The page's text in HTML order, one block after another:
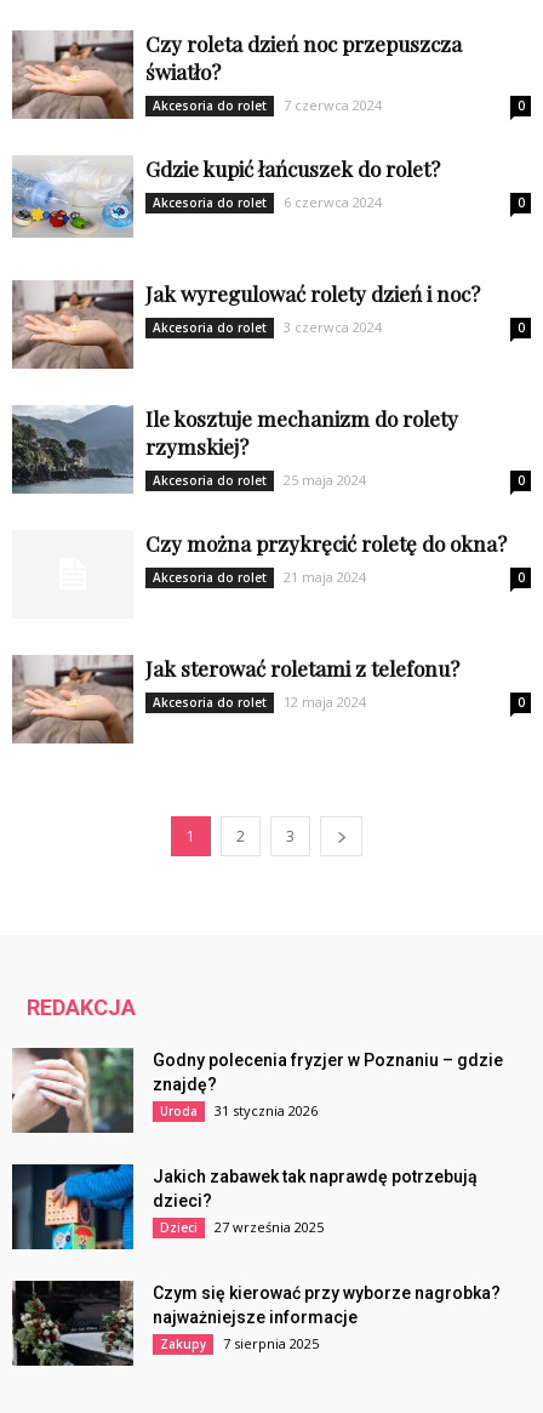
Czy roleta dzień noc przepuszcza
światło?
Akcesoria do rolet 7 czerwca 2024 0
Gdzie kupić łańcuszek do rolet?
Akcesoria do rolet 6 czerwca 2024 0
Jak wyregulować rolety dzień i noc?
Akcesoria do rolet 3 czerwca 2024 0
Ile kosztuje mechanizm do rolety
rzymskiej?
Akcesoria do rolet 25 maja 2024 0
Czy można przykręcić roletę do okna?
Akcesoria do rolet 21 maja 2024 0
Jak sterować roletami z telefonu?
Akcesoria do rolet 12 maja 2024 0
1 2 3
REDAKCJA
Godny polecenia fryzjer w Poznaniu – gdzie
znajdę?
Uroda 31 stycznia 2026
Jakich zabawek tak naprawdę potrzebują
dzieci?
Dzieci 27 września 2025
Czym się kierować przy wyborze nagrobka?
najważniejsze informacje
Zakupy 7 sierpnia 2025